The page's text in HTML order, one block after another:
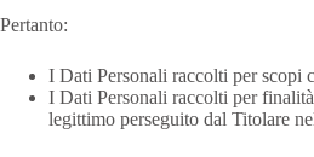
Pertanto:
I Dati Personali raccolti per scopi
I Dati Personali raccolti per
legittimo perseguito dal Titolare